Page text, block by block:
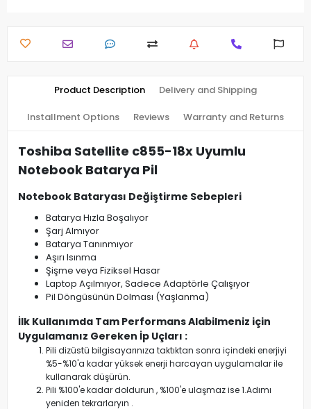
Product Description Delivery and Shipping
Installment Options Reviews Warranty and Returns
Toshiba Satellite c855-18x Uyumlu
Notebook Batarya Pil
Notebook Bataryası Değiştirme Sebepleri
Batarya Hızla Boşalıyor
Şarj Almıyor
Batarya Tanınmıyor
Aşırı Isınma
Şişme veya Fiziksel Hasar
Laptop Açılmıyor, Sadece Adaptörle Çalışıyor
Pil Döngüsünün Dolması (Yaşlanma)
İlk Kullanımda Tam Performans Alabilmeniz için
Uygulamanız Gereken İp Uçları :
Pili dizüstü bilgisayarınıza taktıktan sonra içindeki enerjiyi
%5-%10'a kadar yüksek enerji harcayan uygulamalar ile
kullanarak düşürün.
Pili %100'e kadar doldurun , %100'e ulaşmaz ise 1.Adımı
yeniden tekrarlaryın .